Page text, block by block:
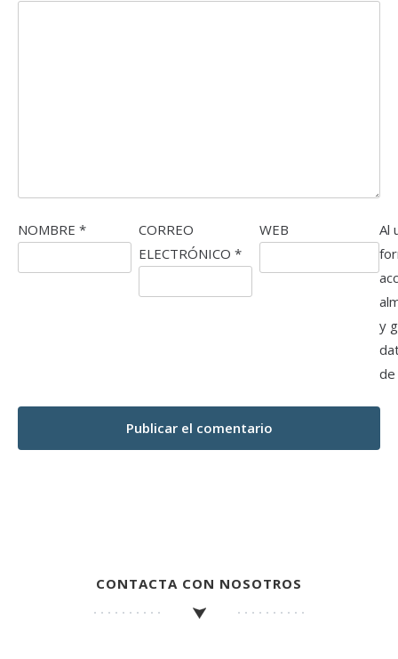
NOMBRE *
CORREO
ELECTRÓNICO *
WEB
Al
y
CONTACTA CON NOSOTROS